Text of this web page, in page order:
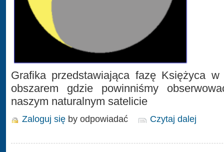
Grafika przedstawiająca fazę Księżyca
obszarem gdzie powinniśmy
naszym naturalnym satelicie
Zaloguj się by odpowiadać Czytaj dalej